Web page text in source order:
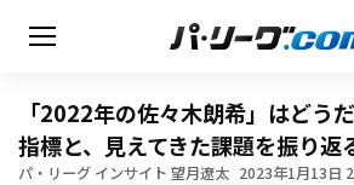
「2022年の佐々木朗希」はど
指標と、見えてきた課題を振り返
パ・リーグ インサイト 望月遼太 2023年1月13日